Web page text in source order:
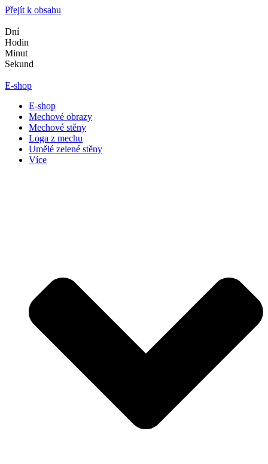
Přejít k obsahu
Dní
Hodin
Minut
Sekund
E-shop
E-shop
Mechové obrazy
Mechové stěny
Loga z mechu
Umělé zelené stěny
Více